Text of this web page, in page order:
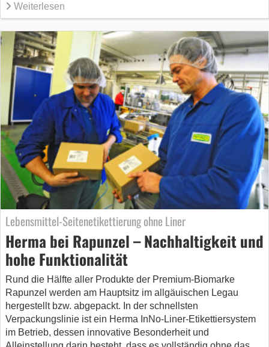
Weiterlesen
Lebensmittel-Seitenetikettierung ohne Liner
Herma bei Rapunzel – Nachhaltigkeit und
hohe Funktionalität
Rund die Hälfte aller Produkte der Premium-Biomarke
Rapunzel werden am Hauptsitz im allgäuischen Legau
hergestellt bzw. abgepackt. In der schnellsten
Verpackungslinie ist ein Herma InNo-Liner-Etikettiersystem
im Betrieb, dessen innovative Besonderheit und